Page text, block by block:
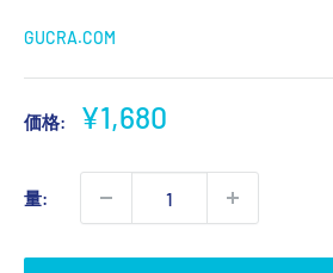
GUCRA.COM
価格:
販
価
格
¥1,680
量: